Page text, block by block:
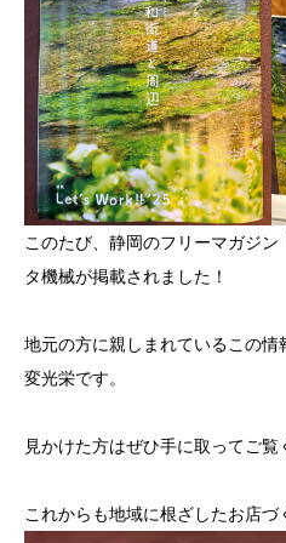
このたび、静岡のフリーマガジ
タ機械が掲載されました！
地元の方に親しまれているこの
変光栄です。
見かけた方はぜひ手に取ってご覧
これからも地域に根ざしたお店づ